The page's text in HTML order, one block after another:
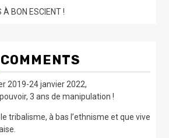
BON ESCIENT !
2019-24 janvier 2022,
3 ans de manipulation !
tribalisme, à bas l’ethnisme et que vive